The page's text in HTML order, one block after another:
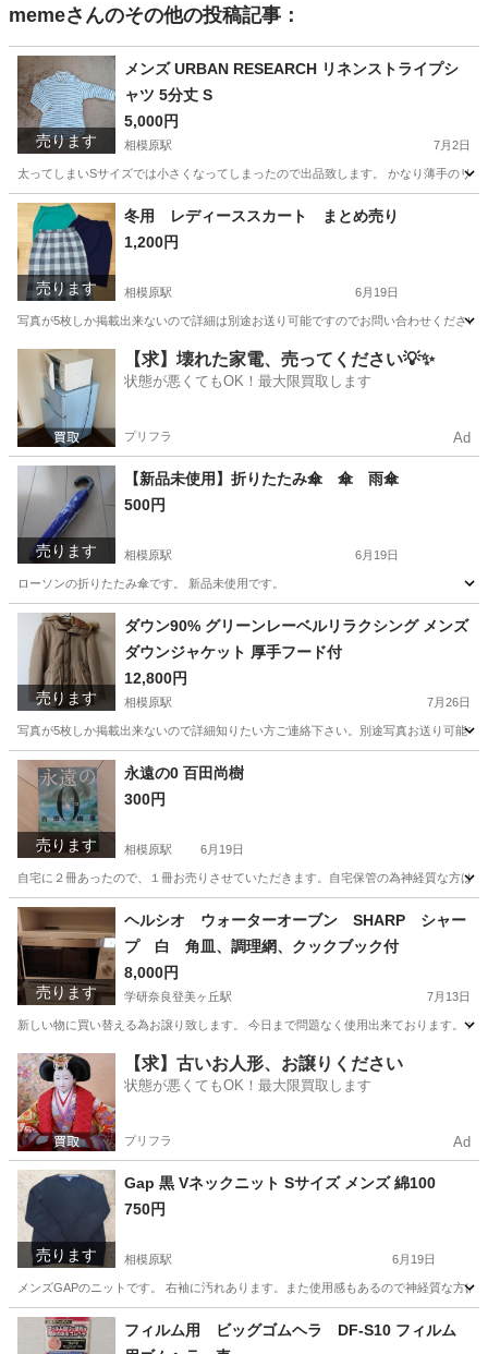
memeさんのその他の投稿記事：
売ります
メンズ URBAN RESEARCH リネンストライプシ
ャツ 5分丈 S
5,000円
相模原駅 7月2日
太ってしまいSサイズでは小さくなってしまったので出品致します。 かなり薄手のリ
神奈川 相模原市 相模原駅 シャツ
売ります
冬用 レディーススカート まとめ売り
1,200円
相模原駅 6月19日
写真が5枚しか掲載出来ないので詳細は別途お送り可能ですのでお問い合わせください
神奈川 相模原市 相模原駅 スカート
【求】壊れた家電、売ってください💡✨
状態が悪くてもOK！最大限買取します
プリフラ Ad
売ります
【新品未使用】折りたたみ傘 傘 雨傘
500円
相模原駅 6月19日
ローソンの折りたたみ傘です。 新品未使用です。
神奈川 相模原市 マリンスポーツ 新品
売ります
ダウン90% グリーンレーベルリラクシング メンズ
ダウンジャケット 厚手フード付
12,800円
相模原駅 7月26日
写真が5枚しか掲載出来ないので詳細知りたい方ご連絡下さい。別途写真お送り可能
神奈川 相模原市 相模原駅 コート
売ります
永遠の0 百田尚樹
300円
相模原駅 6月19日
自宅に２冊あったので、１冊お売りさせていただきます。自宅保管の為神経質な方は
神奈川 相模原市 相模原駅 本/CD/DVD
売ります
ヘルシオ ウォーターオーブン SHARP シャー
プ 白 角皿、調理網、クックブック付
8,000円
学研奈良登美ヶ丘駅 7月13日
新しい物に買い替える為お譲り致します。 今日まで問題なく使用出来ております。
神奈川 相模原市 学研奈良登美ヶ丘駅 キッチン家電
ヘルシオ
【求】古いお人形、お譲りください
状態が悪くてもOK！最大限買取します
プリフラ Ad
売ります
Gap 黒 Vネックニット Sサイズ メンズ 綿100
750円
相模原駅 6月19日
メンズGAPのニットです。 右袖に汚れあります。また使用感もあるので神経質な方
神奈川 相模原市 相模原駅 ニット ブランド
フィルム用 ビッグゴムヘラ DF-S10 フィルム